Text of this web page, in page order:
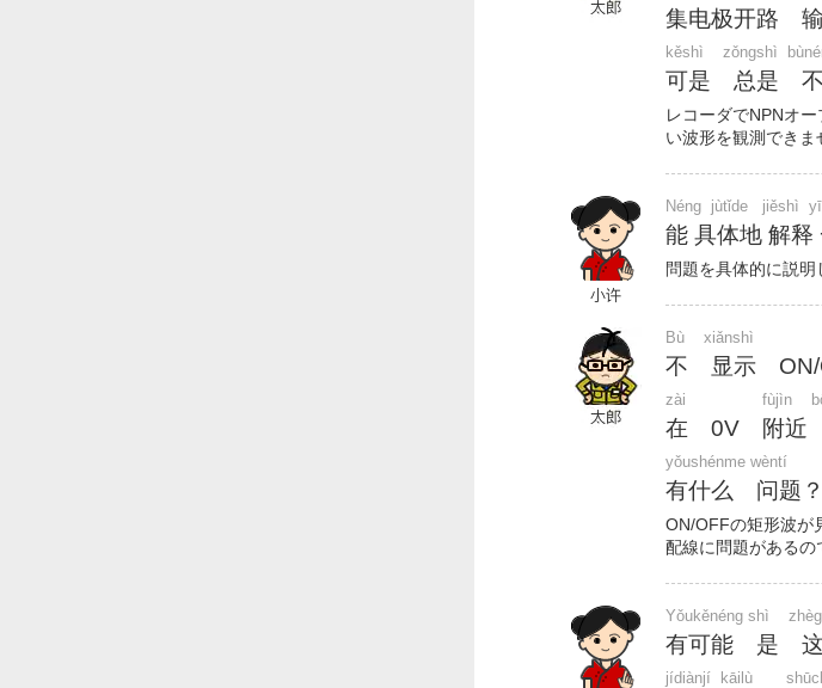
集电极开路
kěshì    zǒngshì
可是 总是
レコーダでNPNオ
い波形を観測できま
Néng  jùtǐde   jiěshì
能 具体地 解
問題を具体的に説明
Bù    xiǎnshì
不 显示 ON/
zài                fùjìn
在 0V 附近
yǒushénme wèntí
有什么 问题？
ON/OFFの矩形波が
配線に問題があるの
Yǒukěnéng shì
有可能 是
jídiànjí  kāilù